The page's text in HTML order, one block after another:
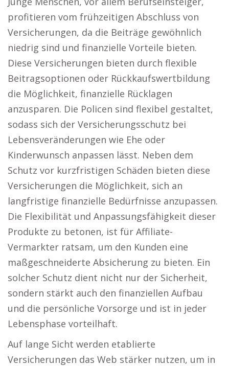
profitieren vom frühzeitigen Abschluss von
Versicherungen, da die Beiträge gewöhnlich
niedrig sind und finanzielle Vorteile bieten.
Diese Versicherungen bieten durch flexible
Beitragsoptionen oder Rückkaufswertbildung
die Möglichkeit, finanzielle Rücklagen
anzusparen. Die Policen sind flexibel gestaltet,
sodass sich der Versicherungsschutz bei
Lebensveränderungen wie Ehe oder
Kinderwunsch anpassen lässt. Neben dem
Schutz vor kurzfristigen Schäden bieten diese
Versicherungen die Möglichkeit, sich an
langfristige finanzielle Bedürfnisse anzupassen.
Die Flexibilität und Anpassungsfähigkeit dieser
Produkte zu betonen, ist für Affiliate-
Vermarkter ratsam, um den Kunden eine
maßgeschneiderte Absicherung zu bieten. Ein
solcher Schutz dient nicht nur der Sicherheit,
sondern stärkt auch den finanziellen Aufbau
und die persönliche Vorsorge und ist in jeder
Lebensphase vorteilhaft.
Auf lange Sicht werden etablierte
Versicherungen das Web stärker nutzen, um in